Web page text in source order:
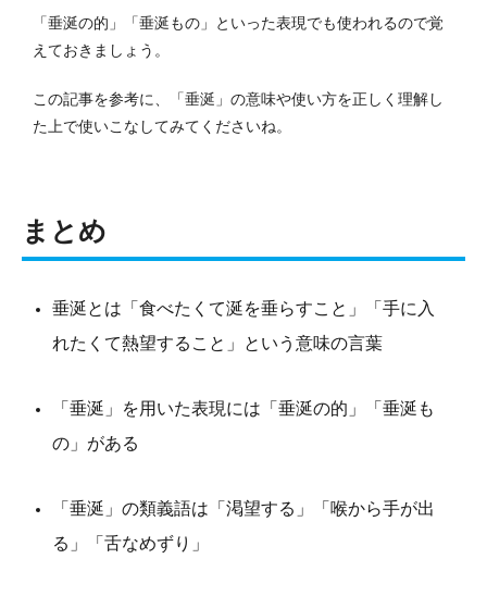
「垂涎の的」「垂涎もの」といった表現でも使われるので覚
えておきましょう。
この記事を参考に、「垂涎」の意味や使い方を正しく理解し
た上で使いこなしてみてくださいね。
まとめ
垂涎とは「食べたくて涎を垂らすこと」「手に入
れたくて熱望すること」という意味の言葉
「垂涎」を用いた表現には「垂涎の的」「垂涎も
の」がある
「垂涎」の類義語は「渇望する」「喉から手が出
る」「舌なめずり」